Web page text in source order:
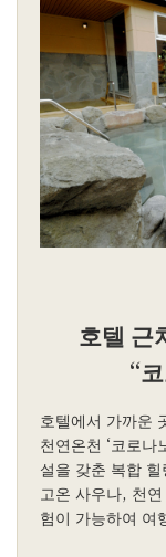
호텔 근
“
호텔에서 가까운
천연온천 ‘코로나
설을 갖춘 복합
고온 사우나, 천
험이 가능하여 여